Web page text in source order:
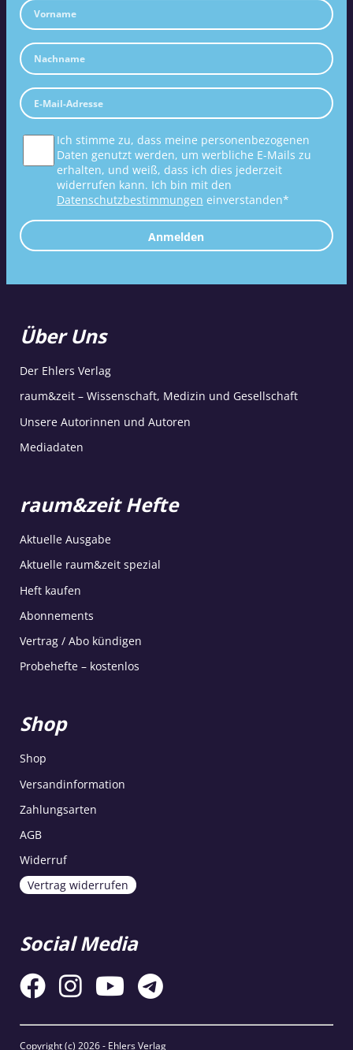
Ich stimme zu, dass meine personenbezogenen
Daten genutzt werden, um werbliche E-Mails zu
erhalten, und weiß, dass ich dies jederzeit
widerrufen kann. Ich bin mit den
Datenschutzbestimmungen einverstanden*
Anmelden
Über Uns
Der Ehlers Verlag
raum&zeit – Wissenschaft, Medizin und Gesellschaft
Unsere Autorinnen und Autoren
Mediadaten
raum&zeit Hefte
Aktuelle Ausgabe
Aktuelle raum&zeit spezial
Heft kaufen
Abonnements
Vertrag / Abo kündigen
Probehefte – kostenlos
Shop
Shop
Versandinformation
Zahlungsarten
AGB
Widerruf
Vertrag widerrufen
Social Media
Copyright (c) 2026 - Ehlers Verlag